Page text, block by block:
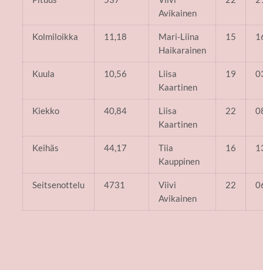
Avikainen
Kolmiloikka 11,18
Mari-Liina
Haikarainen
15
Kuula 10,56
Liisa
Kaartinen
19
Kiekko 40,84
Liisa
Kaartinen
22
Keihäs 44,17
Tiia
Kauppinen
16
Seitsenottelu 4731
Viivi
Avikainen
22